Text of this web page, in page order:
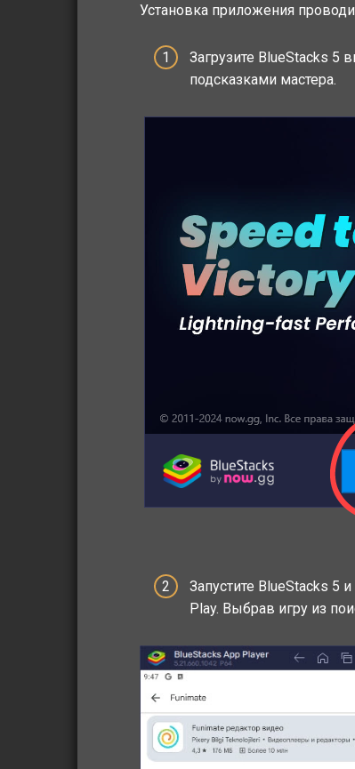
Установка приложения
Загрузите BlueStacks 5
подсказками мастера.
Запустите BlueStacks 5
Play. Выбрав игру из